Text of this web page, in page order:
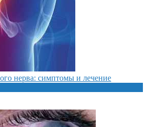
нерва: симптомы и лечение